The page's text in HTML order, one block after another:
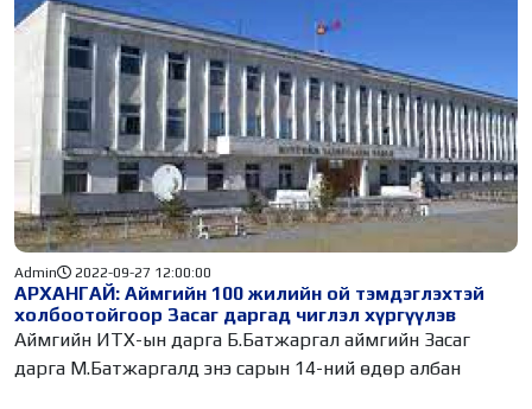
АРХАНГАЙ: Аймгийн 100 жилийн ой тэмдэглэхтэй
холбоотойгоор Засаг даргад чиглэл хүргүүлэв
Admin 2022-09-27 12:00:00
Аймгийн ИТХ-ын дарга Б.Батжаргал аймгийн Засаг
дарга М.Батжаргалд энэ сарын 14-ний өдөр албан